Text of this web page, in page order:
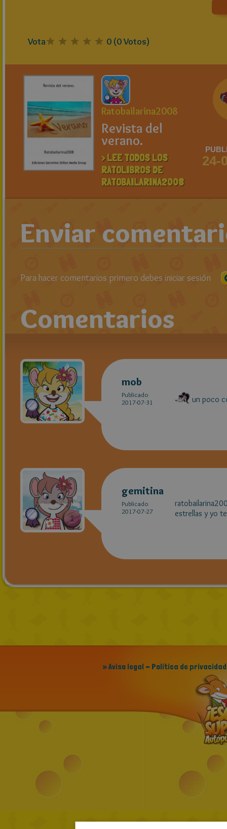
Vota 0 (0Votos)
Ratobailarina2008
Revista del
verano.
> LEE TODOS LOS
RATOLIBROS DE
RATOBAILARINA2008
24-
Enviar
Para hacer comentarios primero debes iniciar sesión
Comentarios
mob
Publicado
2017-07-31
un poco
gemitina
Publicado
2017-07-27
estrellas y yo
» Aviso legal - Política de privacidad